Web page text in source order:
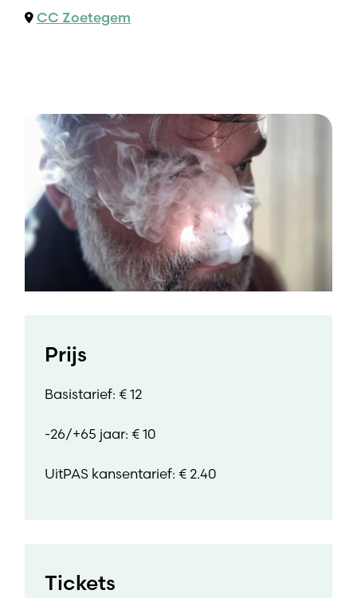
CC Zoetegem
Prijs
Basistarief: € 12
-26/+65 jaar: € 10
UitPAS kansentarief: € 2.40
Tickets